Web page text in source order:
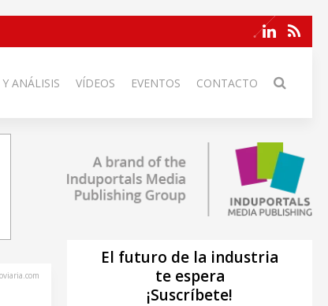
ANÁLISIS VÍDEOS EVENTOS CONTACTO
El futuro de la industria
te espera
¡Suscríbete!